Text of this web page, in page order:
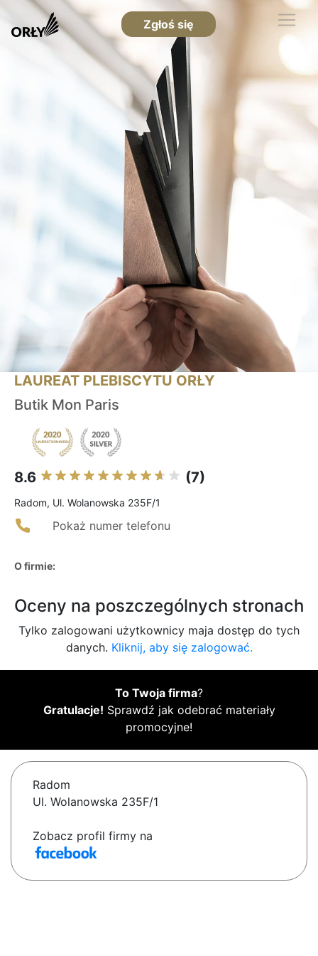
Zgłoś się
LAUREAT PLEBISCYTU ORŁY
Butik Mon Paris
8.6 (7)
Radom, Ul. Wolanowska 235F/1
Pokaż numer telefonu
O firmie:
Oceny na poszczególnych stronach
Tylko zalogowani użytkownicy maja dostęp do tych
danych. Kliknij, aby się zalogować.
To Twoja firma?
Gratulacje! Sprawdź jak odebrać materiały
promocyjne!
Radom
Ul. Wolanowska 235F/1
Zobacz profil firmy na